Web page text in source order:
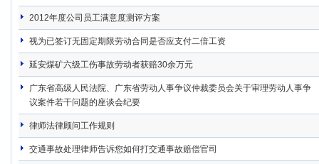
2012年度公司员工满意度测评方案
视为已签订无固定期限劳动合同是否应支付二倍工资
延安煤矿六级工伤事故劳动者获赔30余万元
广东省高级人民法院、广东省劳动人事争议仲裁委员会关于审理劳动人事争
议案件若干问题的座谈会纪要
律师法律顾问工作规则
交通事故处理律师告诉您如何打交通事故赔偿官司